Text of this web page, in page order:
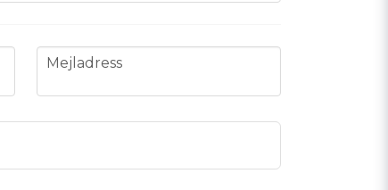
email
Mejladress